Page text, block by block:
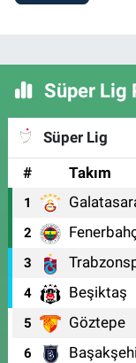
Süper Lig
Süper Lig
#
Takım
1
2
3
4 Beşiktaş
5 Göztepe
6